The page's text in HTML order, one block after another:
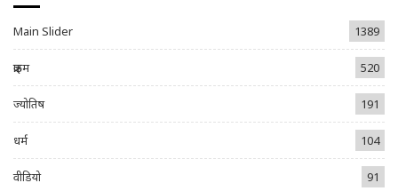
Main Slider 1389
क्राइम 520
ज्योतिष 191
धर्म 104
वीडियो 91